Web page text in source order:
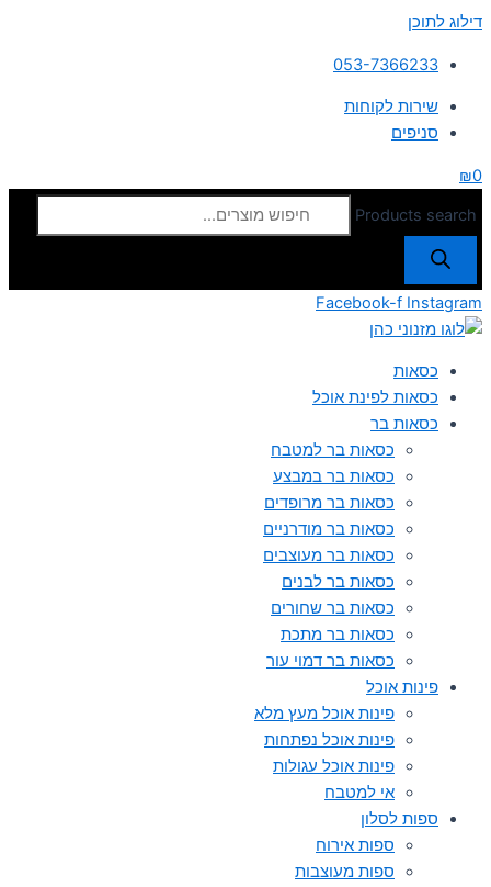
דילוג לתוכן
053-7366233
שירות לקוחות
סניפים
₪0
Products search
Facebook-f Instagram
כסאות
כסאות לפינת אוכל
כסאות בר
כסאות בר למטבח
כסאות בר במבצע
כסאות בר מרופדים
כסאות בר מודרניים
כסאות בר מעוצבים
כסאות בר לבנים
כסאות בר שחורים
כסאות בר מתכת
כסאות בר דמוי עור
פינות אוכל
פינות אוכל מעץ מלא
פינות אוכל נפתחות
פינות אוכל עגולות
אי למטבח
ספות לסלון
ספות אירוח
ספות מעוצבות